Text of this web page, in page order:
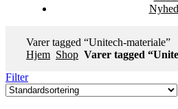
Varer tagged “Unitech-materiale”
Hjem Shop Varer tagged
Filter